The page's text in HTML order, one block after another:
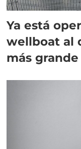
Ya está
wellboat al
más